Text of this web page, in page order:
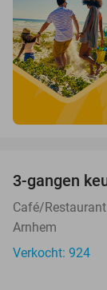
3-gangen
Café/
Arnhem
Verkocht: 924